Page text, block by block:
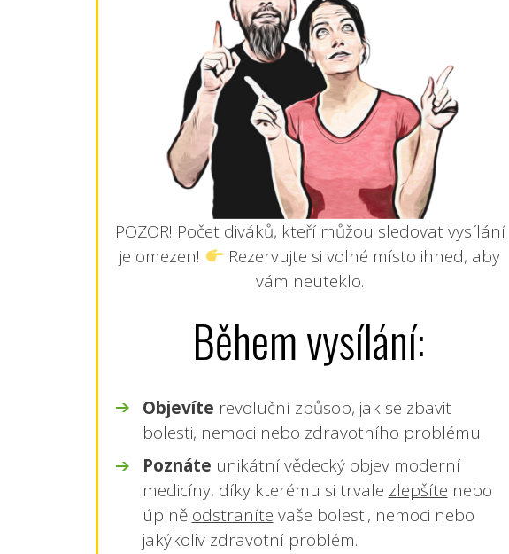
POZOR! Počet diváků, kteří můžou sledovat vysílání
je omezen!
Rezervujte si volné místo ihned, aby
vám neuteklo.
Během vysílání:
Objevíte revoluční způsob, jak se zbavit
bolesti, nemoci nebo zdravotního problému.
Poznáte unikátní vědecký objev moderní
medicíny, díky kterému si trvale zlepšíte nebo
úplně odstraníte vaše bolesti, nemoci nebo
jakýkoliv zdravotní problém.